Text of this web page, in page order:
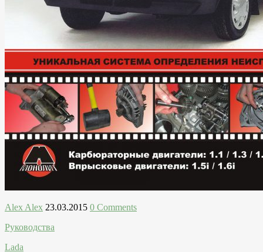
Alex Alex 23.03.2015 0 Comments
Руководства
Lada